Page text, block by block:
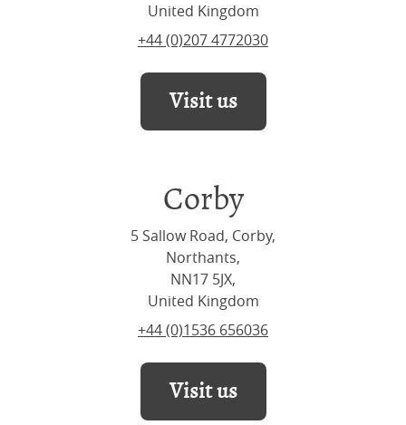
United Kingdom
+44 (0)207 4772030
Visit us
Corby
5 Sallow Road, Corby,
Northants,
NN17 5JX,
United Kingdom
+44 (0)1536 656036
Visit us